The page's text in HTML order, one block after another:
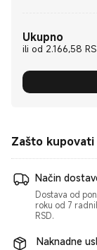
Ukupno
ili od 2.166,58
Zašto kupovati
Način
Dostava od
roku od 7
RSD.
Naknadne